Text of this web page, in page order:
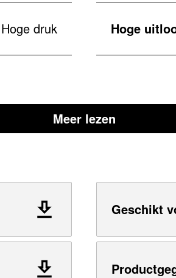
Hoge druk Hoge
Meer lezen
Geschikt